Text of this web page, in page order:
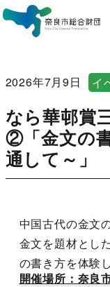
2026年7月9日 イ
なら華邨賞
②「金文の
通して～」
中国古代の金文
金文を題材とし
の書き方を体験
開催場所：奈良